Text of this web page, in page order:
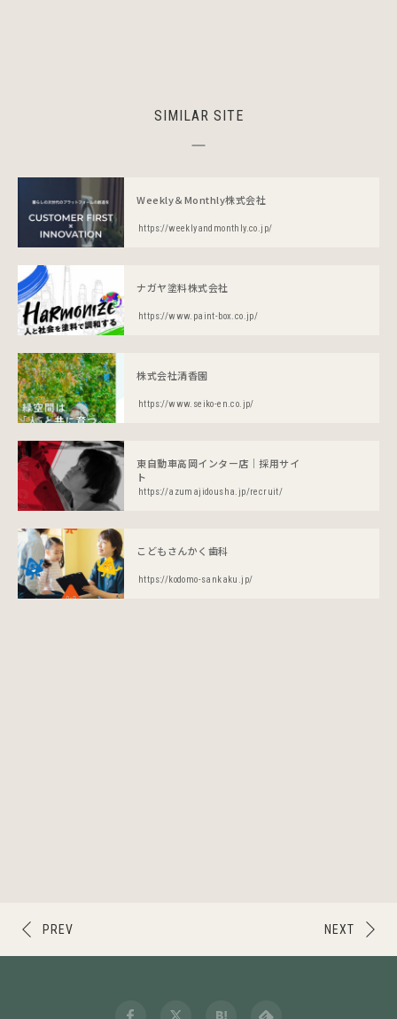
SIMILAR SITE
Weekly＆Monthly株式会社
https://weeklyandmonthly.co.jp/
ナガヤ塗料株式会社
https://www.paint-box.co.jp/
株式会社清香園
https://www.seiko-en.co.jp/
東自動車高岡インター店｜採用サイ
ト
https://azumajidousha.jp/recruit/
こどもさんかく歯科
https://kodomo-sankaku.jp/
NEXT
PREV